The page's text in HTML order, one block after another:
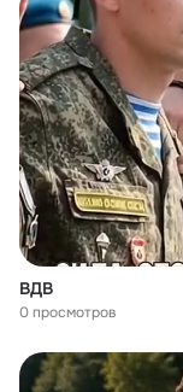
ВДВ
0 просмотров